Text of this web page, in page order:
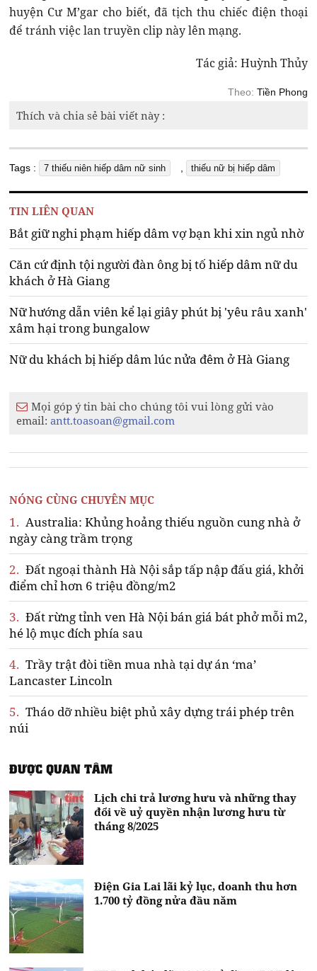
huyện Cư M’gar cho biết, đã tịch thu chiếc điện thoại
để tránh việc lan truyền clip này lên mạng.
Tác giả: Huỳnh Thủy
Theo: Tiền Phong
Thích và chia sẻ bài viết này :
Tags : 7 thiếu niên hiếp dâm nữ sinh thiếu nữ bị hiếp dâm
TIN LIÊN QUAN
Bắt giữ nghi phạm hiếp dâm vợ bạn khi xin ngủ nhờ
Căn cứ định tội người đàn ông bị tố hiếp dâm nữ du
khách ở Hà Giang
Nữ hướng dẫn viên kể lại giây phút bị 'yêu râu xanh'
xâm hại trong bungalow
Nữ du khách bị hiếp dâm lúc nửa đêm ở Hà Giang
Mọi góp ý tin bài cho chúng tôi vui lòng gửi vào
email:antt.toasoan@gmail.com
NÓNG CÙNG CHUYÊN MỤC
1. Australia: Khủng hoảng thiếu nguồn cung nhà ở
ngày càng trầm trọng
2. Đất ngoại thành Hà Nội sắp tấp nập đấu giá, khởi
điểm chỉ hơn 6 triệu đồng/m2
3. Đất rừng tỉnh ven Hà Nội bán giá bát phở mỗi m2,
hé lộ mục đích phía sau
4. Trầy trật đòi tiền mua nhà tại dự án ‘ma’
Lancaster Lincoln
5. Tháo dỡ nhiều biệt phủ xây dựng trái phép trên
núi
ĐƯỢC QUAN TÂM
Lịch chi trả lương hưu và những thay
đổi về uỷ quyền nhận lương hưu từ
tháng 8/2025
Điện Gia Lai lãi kỷ lục, doanh thu hơn
1.700 tỷ đồng nửa đầu năm